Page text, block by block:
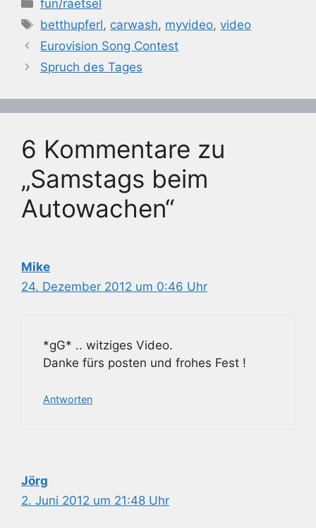
fun/raetsel
Schlagwörter
betthupferl, carwash, myvideo,video
Eurovision Song Contest
Spruch des Tages
6 Kommentare zu
„Samstags beim
Autowachen“
Mike
24. Dezember 2012 um 0:46 Uhr
*gG* .. witziges Video.
Danke fürs posten und frohes Fest !
Antworten
Jörg
2. Juni 2012 um 21:48 Uhr